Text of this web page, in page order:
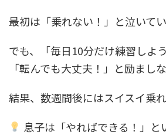
最初は「乗れない！」と泣いてい
でも、「毎日10分だけ練習しよう
「転んでも大丈夫！」と励まし
結果、数週間後にはスイスイ乗
息子は「やればできる！」と